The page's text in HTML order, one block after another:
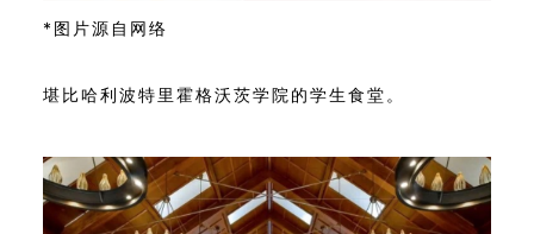
*图片源自网络
堪比哈利波特里霍格沃茨学院的学生食堂。